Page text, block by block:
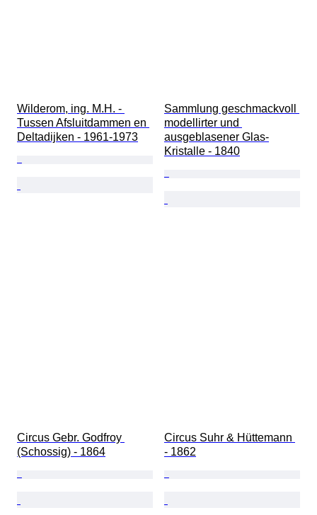
Wilderom, ing. M.H. -
Tussen Afsluitdammen en
Deltadijken - 1961-1973
Sammlung geschmackvoll
modellirter und
ausgeblasener Glas-
Kristalle - 1840
Circus Gebr. Godfroy
(Schossig) - 1864
Circus Suhr & Hüttemann
- 1862